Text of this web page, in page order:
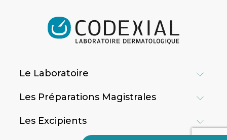
Le Laboratoire
Les Préparations Magistrales
Les Excipients